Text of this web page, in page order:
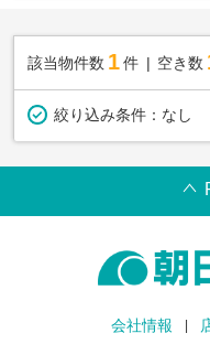
該当物件数 1件 空き数
絞り込み条件： なし
会社情報